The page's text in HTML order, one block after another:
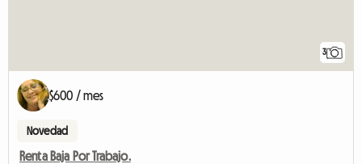
3
$600 / mes
Novedad
Renta Baja Por Trabajo.